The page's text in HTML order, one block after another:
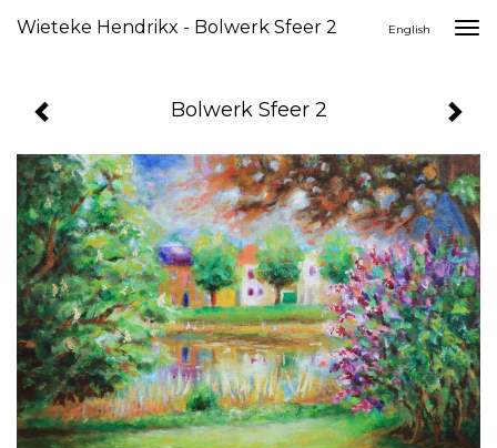
Wieteke Hendrikx - Bolwerk Sfeer 2 English
Bolwerk Sfeer 2